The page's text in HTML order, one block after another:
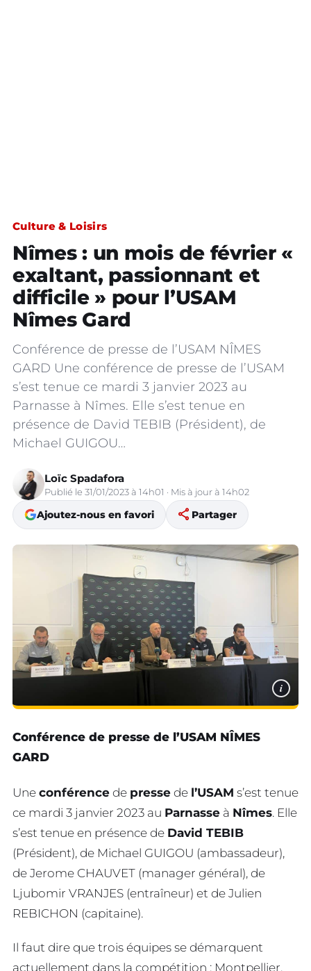
Culture & Loisirs
Nîmes : un mois de février «
exaltant, passionnant et
difficile » pour l’USAM
Nîmes Gard
Conférence de presse de l’USAM NÎMES
GARD Une conférence de presse de l’USAM
s’est tenue ce mardi 3 janvier 2023 au
Parnasse à Nîmes. Elle s’est tenue en
présence de David TEBIB (Président), de
Michael GUIGOU…
Loïc Spadafora
Publié le 31/01/2023 à 14h01 · Mis à jour à 14h02
Ajoutez-nous en favori share Partager
i
Conférence de presse de l’USAM NÎMES
GARD
Une conférence de presse de l’USAM s’est tenue
ce mardi 3 janvier 2023 au Parnasse à Nîmes. Elle
s’est tenue en présence de David TEBIB
(Président), de Michael GUIGOU (ambassadeur),
de Jerome CHAUVET (manager général), de
Ljubomir VRANJES (entraîneur) et de Julien
REBICHON (capitaine).
Il faut dire que trois équipes se démarquent
actuellement dans la compétition : Montpellier,